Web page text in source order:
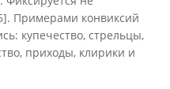
Примерами конвиксий
купечество, стрельцы,
приходы, клирики и